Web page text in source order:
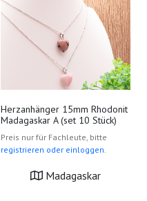
Herzanhänger 15mm Rhodonit
Madagaskar A (set 10 Stück)
Preis nur für Fachleute, bitte
registrieren oder einloggen.
Madagaskar